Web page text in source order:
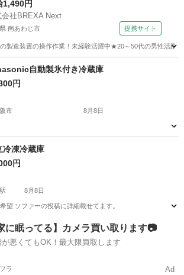
1,490円
会社BREXA Next
南あわじ市 提携サイト
製造装置の操作作業！未経験活躍中★20～50代の男性活
自動製氷付き冷蔵庫
円
市 8月8日
キッチン家電
冷凍冷蔵庫
円
8月8日
望 ソファーの投稿に詳細載せてます。
駅 キッチン家電
に眠ってる】カメラ買い取ります📷
が悪くてもOK！最大限買取します
ラ Ad